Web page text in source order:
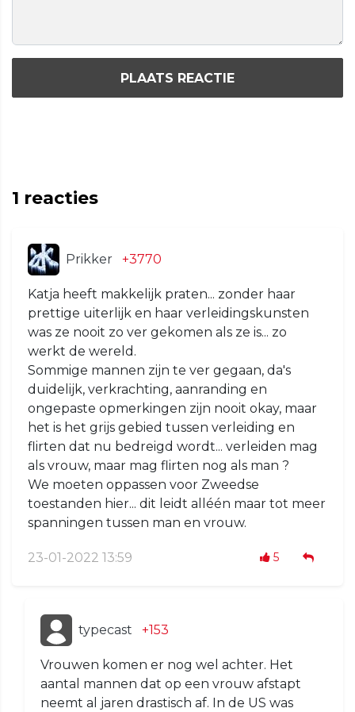
PLAATS REACTIE
1 reacties
Prikker +3770
Katja heeft makkelijk praten... zonder haar
prettige uiterlijk en haar verleidingskunsten
was ze nooit zo ver gekomen als ze is... zo
werkt de wereld.
Sommige mannen zijn te ver gegaan, da's
duidelijk, verkrachting, aanranding en
ongepaste opmerkingen zijn nooit okay, maar
het is het grijs gebied tussen verleiding en
flirten dat nu bedreigd wordt... verleiden mag
als vrouw, maar mag flirten nog als man ?
We moeten oppassen voor Zweedse
toestanden hier... dit leidt alléén maar tot meer
spanningen tussen man en vrouw.
23-01-2022 13:59 5
typecast +153
Vrouwen komen er nog wel achter. Het
aantal mannen dat op een vrouw afstapt
neemt al jaren drastisch af. In de US was